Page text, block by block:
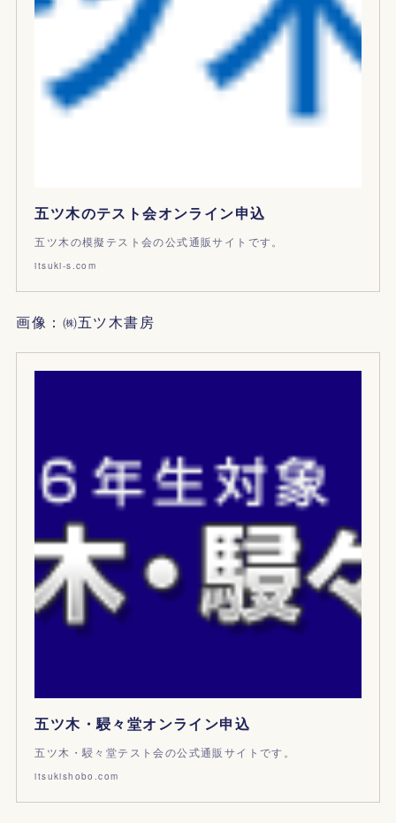
五ツ木のテスト会オンライン申込
五ツ木の模擬テスト会の公式通販サイトです。
itsuki-s.com
画像：㈱五ツ木書房
五ツ木・駸々堂オンライン申込
五ツ木・駸々堂テスト会の公式通販サイトです。
itsukishobo.com